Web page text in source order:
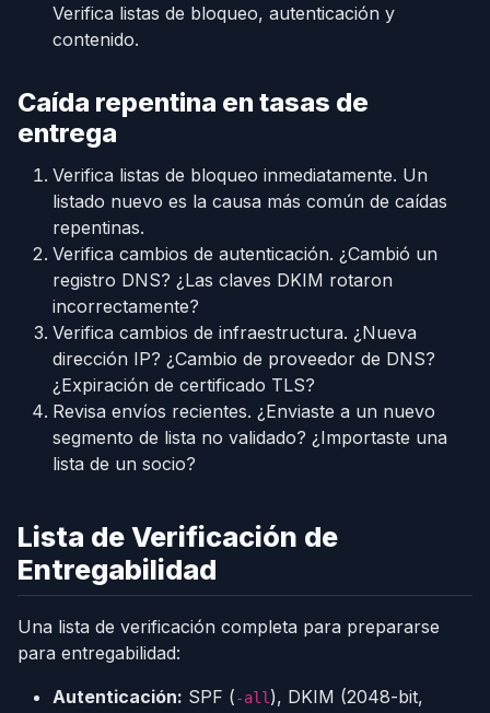
Verifica listas de bloqueo, autenticación y
contenido.
Caída repentina en tasas de
entrega
Verifica listas de bloqueo inmediatamente. Un
listado nuevo es la causa más común de caídas
repentinas.
Verifica cambios de autenticación. ¿Cambió un
registro DNS? ¿Las claves DKIM rotaron
incorrectamente?
Verifica cambios de infraestructura. ¿Nueva
dirección IP? ¿Cambio de proveedor de DNS?
¿Expiración de certificado TLS?
Revisa envíos recientes. ¿Enviaste a un nuevo
segmento de lista no validado? ¿Importaste una
lista de un socio?
Lista de Verificación de
Entregabilidad
Una lista de verificación completa para prepararse
para entregabilidad:
Autenticación: SPF (-all), DKIM (2048-bit,